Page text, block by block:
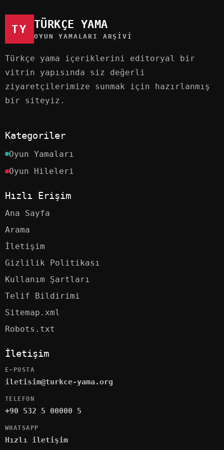
TY TÜRKÇE YAMA
OYUN YAMALARI ARŞIVI
Türkçe yama içeriklerini editoryal bir
vitrin yapısında siz değerli
ziyaretçilerimize sunmak için hazırlanmış
bir siteyiz.
Kategoriler
Oyun Yamaları
Oyun Hileleri
Hızlı Erişim
Ana Sayfa
Arama
İletişim
Gizlilik Politikası
Kullanım Şartları
Telif Bildirimi
Sitemap.xml
Robots.txt
İletişim
E-POSTA
iletisim@turkce-yama.org
TELEFON
+90 532 5 00000 5
WHATSAPP
Hızlı iletişim